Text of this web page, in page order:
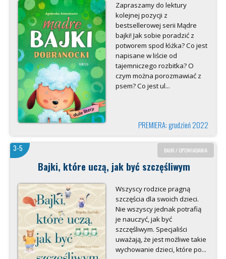
Zapraszamy do lektury
kolejnej pozycji z
bestsellerowej serii Mądre
bajki! Jak sobie poradzić z
potworem spod łóżka? Co jest
napisane w liście od
tajemniczego rozbitka? O
czym można porozmawiać z
psem? Co jest ul...
PREMIERA: grudzień 2022
3-5 BAJKI / OPOWIADANIA
Bajki, które uczą, jak być szczęśliwym
Wszyscy rodzice pragną
szczęścia dla swoich dzieci.
Nie wszyscy jednak potrafią
je nauczyć, jak być
szczęśliwym. Specjaliści
uważają, że jest możliwe takie
wycho­wanie dzieci, które po...